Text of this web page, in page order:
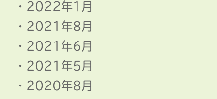
2022年1月
2021年8月
2021年6月
2021年5月
2020年8月